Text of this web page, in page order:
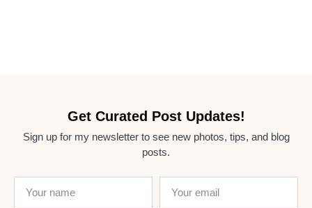
Get Curated Post Updates!
Sign up for my newsletter to see new photos, tips, and blog
posts.